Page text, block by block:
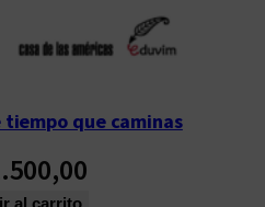
tiempo que caminas
al carrito